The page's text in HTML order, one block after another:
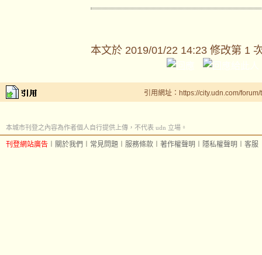
本文於 2019/01/22 14:23 修改第 1
引用網址：https://city.udn.com/
本城市刊登之內容為作者個人自行提供上傳，不代表 udn 立場。
刊登網站廣告 關於我們 常見問題 服務條款 著作權聲明 隱私權聲明 客服